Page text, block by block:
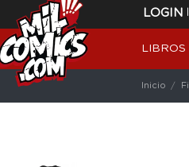
LOGIN |
LIBROS
Inicio